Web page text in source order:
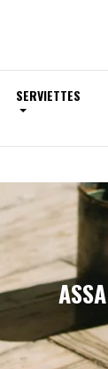
SERVIETTES